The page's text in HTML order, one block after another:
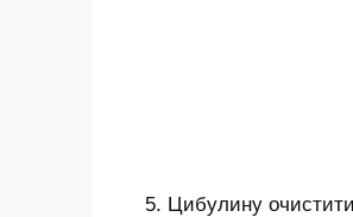
5. Цибулину